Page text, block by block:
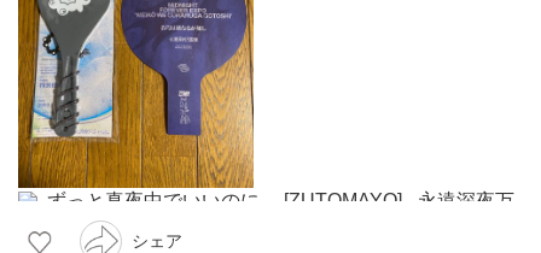
シェア